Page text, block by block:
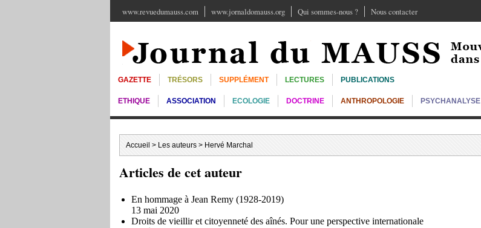
www.revuedumauss.com www.jornaldomauss.org Qui sommes-nous ? Nous contacter
GAZETTE TRÉSORS SUPPLÉMENT LECTURES PUBLICATIONS
ETHIQUE ASSOCIATION ECOLOGIE DOCTRINE ANTHROPOLOGIE PSYCHANALYSE
Accueil > Les auteurs > Hervé Marchal
Articles de cet auteur
En hommage à Jean Remy (1928-2019)
13 mai 2020
Droits de vieillir et citoyenneté des aînés. Pour une perspective internationale